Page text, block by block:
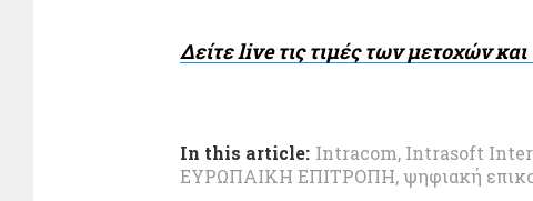
Δείτε live τις τιμές των μετοχών
In this article: Intracom, Intrasoft
ΕΥΡΩΠΑΙΚΗ ΕΠΙΤΡΟΠΗ,ψηφιακή